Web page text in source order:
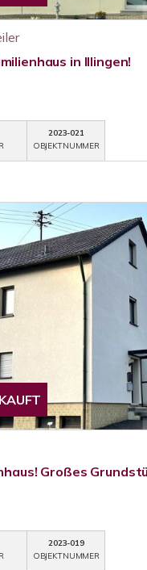
in Illingen!
2023-021
OBJEKTNUMMER
Großes
2023-019
OBJEKTNUMMER